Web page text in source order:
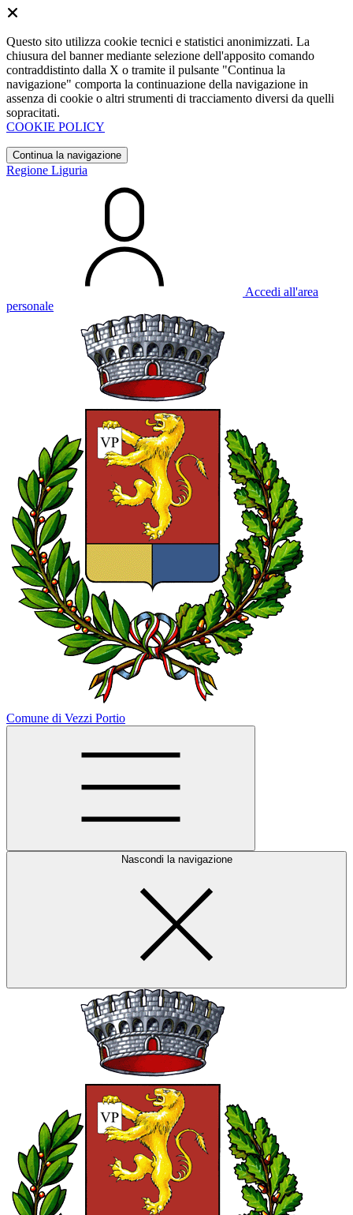
Questo sito utilizza cookie tecnici e statistici anonimizzati. La
chiusura del banner mediante selezione dell'apposito comando
contraddistinto dalla X o tramite il pulsante "Continua la
navigazione" comporta la continuazione della navigazione in
assenza di cookie o altri strumenti di tracciamento diversi da quelli
sopracitati.
COOKIE POLICY
Continua la navigazione
Regione Liguria
Accedi all'area
personale
Comune di Vezzi Portio
Nascondi la navigazione